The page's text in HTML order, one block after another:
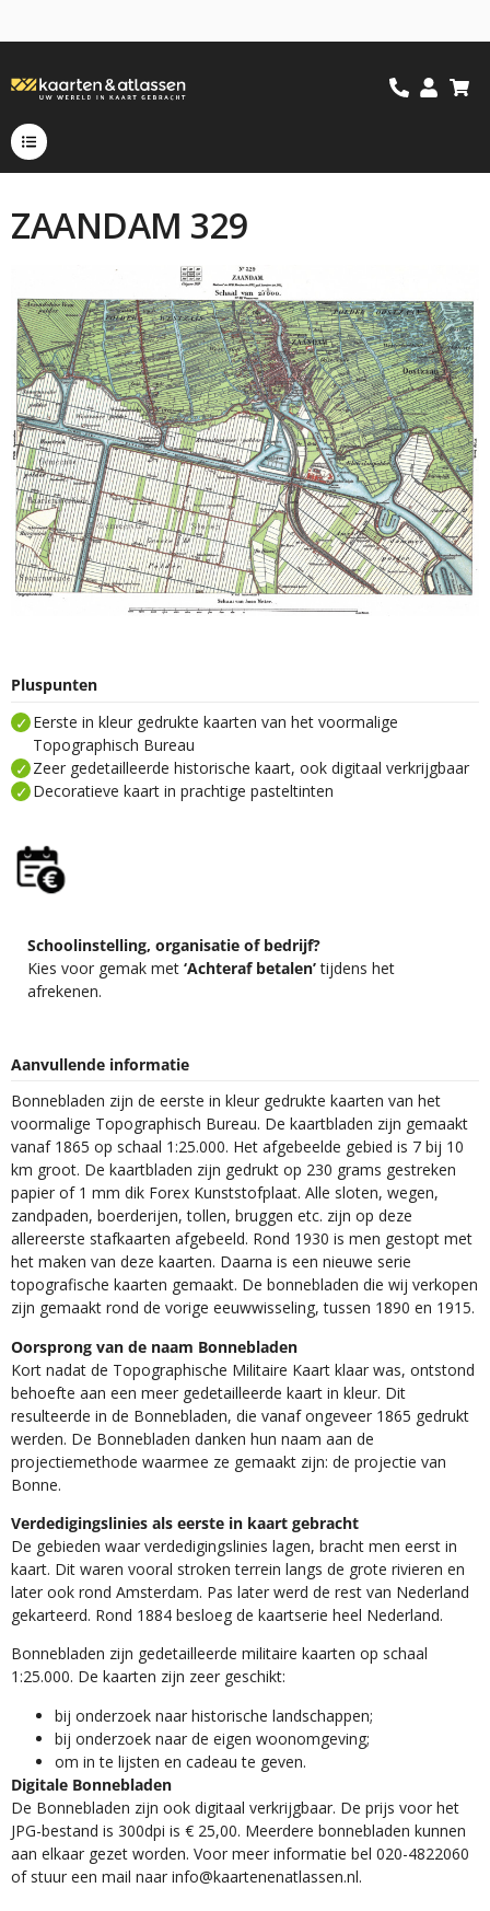
ZAANDAM 329
Pluspunten
Eerste in kleur gedrukte kaarten van het voormalige
Topographisch Bureau
Zeer gedetailleerde historische kaart, ook digitaal verkrijgbaar
Decoratieve kaart in prachtige pasteltinten
Schoolinstelling, organisatie of bedrijf?
Kies voor gemak met ‘Achteraf betalen’tijdens het
afrekenen.
Aanvullende informatie
Bonnebladen zijn de eerste in kleur gedrukte kaarten van het
voormalige Topographisch Bureau. De kaartbladen zijn gemaakt
vanaf 1865 op schaal 1:25.000. Het afgebeelde gebied is 7 bij 10
km groot. De kaartbladen zijn gedrukt op 230 grams gestreken
papier of 1 mm dik Forex Kunststofplaat. Alle sloten, wegen,
zandpaden, boerderijen, tollen, bruggen etc. zijn op deze
allereerste stafkaarten afgebeeld. Rond 1930 is men gestopt met
het maken van deze kaarten. Daarna is een nieuwe serie
topografische kaarten gemaakt. De bonnebladen die wij verkopen
zijn gemaakt rond de vorige eeuwwisseling, tussen 1890 en 1915.
Oorsprong van de naam Bonnebladen
Kort nadat de Topographische Militaire Kaart klaar was, ontstond
behoefte aan een meer gedetailleerde kaart in kleur. Dit
resulteerde in de Bonnebladen, die vanaf ongeveer 1865 gedrukt
werden. De Bonnebladen danken hun naam aan de
projectiemethode waarmee ze gemaakt zijn: de projectie van
Bonne.
Verdedigingslinies als eerste in kaart gebracht
De gebieden waar verdedigingslinies lagen, bracht men eerst in
kaart. Dit waren vooral stroken terrein langs de grote rivieren en
later ook rond Amsterdam. Pas later werd de rest van Nederland
gekarteerd. Rond 1884 besloeg de kaartserie heel Nederland.
Bonnebladen zijn gedetailleerde militaire kaarten op schaal
1:25.000. De kaarten zijn zeer geschikt:​
​bij onderzoek naar historische landschappen;
bij onderzoek naar de eigen woonomgeving;
om in te lijsten en cadeau te geven.
Digitale Bonnebladen
De Bonnebladen zijn ook digitaal verkrijgbaar. De prijs voor het
JPG-bestand is 300dpi is € 25,00. Meerdere bonnebladen kunnen
aan elkaar gezet worden. Voor meer informatie bel 020-4822060
of stuur een mail naar info@kaartenenatlassen.nl.